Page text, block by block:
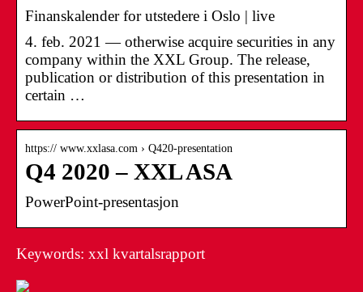
Finanskalender for utstedere i Oslo | live
4. feb. 2021 — otherwise acquire securities in any
company within the XXL Group. The release,
publication or distribution of this presentation in
certain …
https:// www.xxlasa.com › Q420-presentation
Q4 2020 – XXL ASA
PowerPoint-presentasjon
Keywords: xxl kvartalsrapport